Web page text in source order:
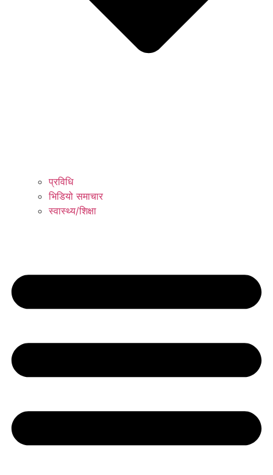
प्रविधि
भिडियो समाचार
स्वास्थ्य/शिक्षा